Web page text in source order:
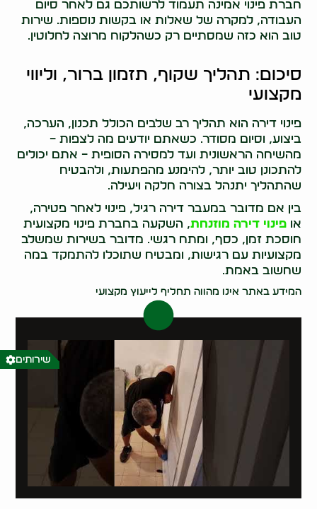
חברת פינוי אמינה תעמוד לרשותכם גם לאחר סיום
העבודה, למקרה של שאלות או בקשות נוספות. שירות
טוב הוא כזה שמסתיים רק כשהלקוח מרוצה לחלוטין.
סיכום: תהליך שקוף, תזמון ברור, וליווי
מקצועי
פינוי דירה הוא תהליך רב שלבים הכולל תכנון, הערכה,
ביצוע, וסיום מסודר. כשאתם יודעים מה לצפות –
מהשיחה הראשונית ועד למסירה הסופית – אתם יכולים
להתכונן טוב יותר, להימנע מהפתעות, ולהבטיח
שהתהליך יתנהל בצורה חלקה ויעילה.
בין אם מדובר במעבר דירה רגיל, פינוי לאחר פטירה,
אופינוי דירה מוזנחת, השקעה בחברת פינוי מקצועית
חוסכת זמן, כסף, ומתח רגשי. מדובר בשירות שמשלב
מקצועיות עם רגישות, ומבטיח שתוכלו להתמקד במה
שחשוב באמת.
המידע באתר אינו מהווה תחליף לייעוץ מקצועי
שירותים